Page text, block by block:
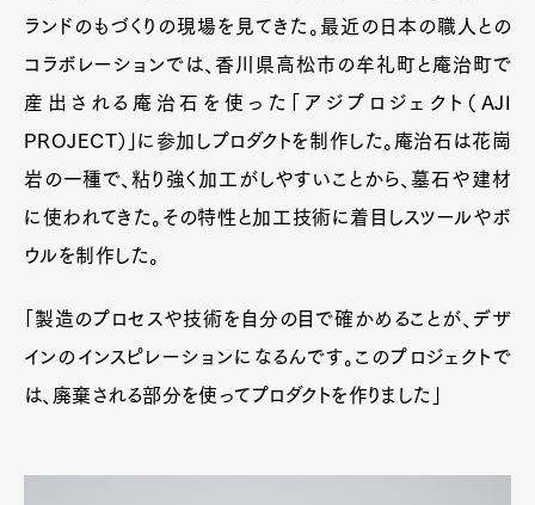
ランドのもづくりの現場を見てきた。最近の日本の職人との
コラボレーションでは、香川県高松市の牟礼町と庵治町で
産出される庵治石を使った「アジプロジェクト（AJI
PROJECT）」に参加しプロダクトを制作した。庵治石は花崗
岩の一種で、粘り強く加工がしやすいことから、墓石や建材
に使われてきた。その特性と加工技術に着目しスツールやボ
ウルを制作した。
「製造のプロセスや技術を自分の目で確かめることが、デザ
インのインスピレーションになるんです。このプロジェクトで
は、廃棄される部分を使ってプロダクトを作りました」